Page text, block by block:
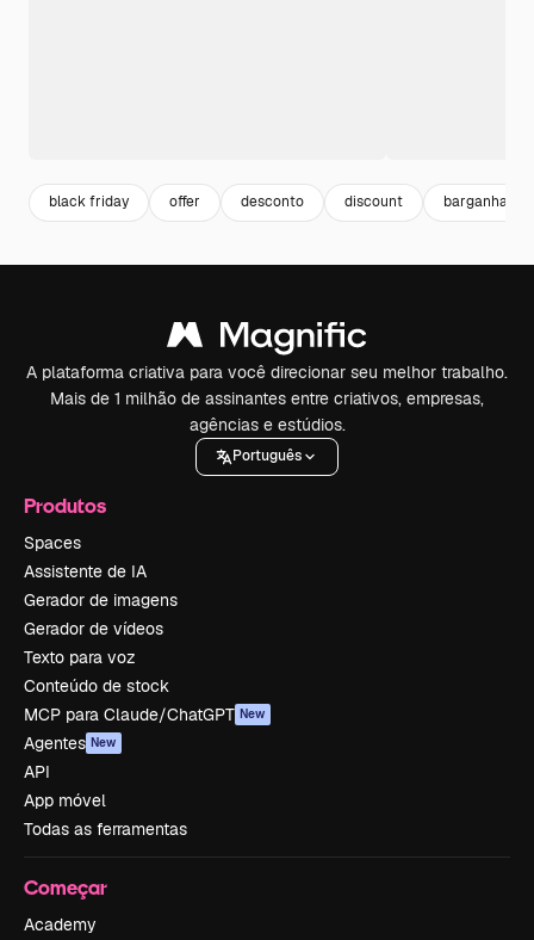
black friday offer desconto discount barganha
A plataforma criativa para você direcionar seu melhor trabalho.
Mais de 1 milhão de assinantes entre criativos, empresas,
agências e estúdios.
Português
Produtos
Spaces
Assistente de IA
Gerador de imagens
Gerador de vídeos
Texto para voz
Conteúdo de stock
MCP para Claude/ChatGPT New
Agentes New
API
App móvel
Todas as ferramentas
Começar
Academy